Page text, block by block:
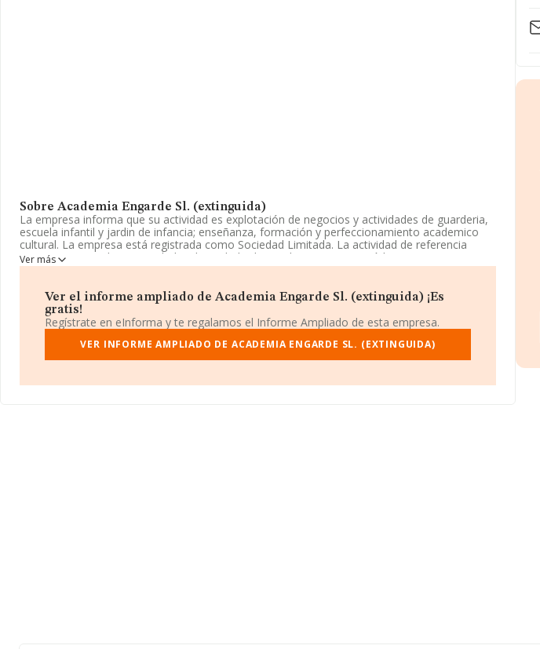
Sobre Academia Engarde Sl. (extinguida)
La empresa informa que su actividad es explotación de negocios y actividades de guarderia,
escuela infantil y jardin de infancia; enseñanza, formación y perfeccionamiento academico
cultural. La empresa está registrada como Sociedad Limitada. La actividad de referencia
CNAE corresponde a 'Actividades de cuidado diurno de niños', cuyo Código es 8891. La
sociedad no tiene actividad en mercados exteriores.
La empresa Academia Engarde S.L. (extinguida), B86385853, se encuentra en Calle Rio
Eresma núm. 1 Septimo, D, (28804), en el municipio de Alcalá De Henares, Madrid.
En relación con el sector y disponiendo de los datos de hasta 1.771 empresas, la facturación
en el ámbito nacional alcanza los 110 millones de euros y el promedio de la facturación de
ventas entre todas las compañías asciende a los 62 mil euros. En cuanto a la información
cuyas ventas han obtenido los 26 millones de euros. Por último, con el fin de ampliar la
Ver más
Ver el informe ampliado de Academia Engarde Sl. (extinguida) ¡Es
gratis!
Regístrate en eInforma y te regalamos el Informe Ampliado de esta empresa.
VER INFORME AMPLIADO DE ACADEMIA ENGARDE SL. (EXTINGUIDA)